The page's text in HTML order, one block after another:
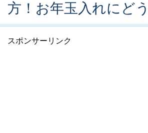
方！お年玉入れにど
スポンサーリンク